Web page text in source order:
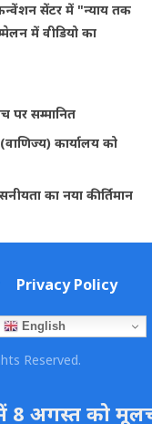
कन्वेंशन सेंटर में "न्याय तक
में वीडियो का
पर सम्मानित
कार्यालय को
का नया कीर्तिमान
Privacy Policy
English
Reserved.
को